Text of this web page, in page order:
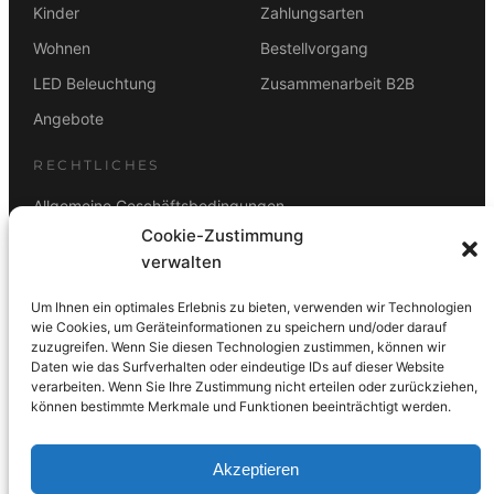
Cookie-Zustimmung
verwalten
Um Ihnen ein optimales Erlebnis zu bieten, verwenden wir Technologien
wie Cookies, um Geräteinformationen zu speichern und/oder darauf
zuzugreifen. Wenn Sie diesen Technologien zustimmen, können wir
Daten wie das Surfverhalten oder eindeutige IDs auf dieser Website
verarbeiten. Wenn Sie Ihre Zustimmung nicht erteilen oder zurückziehen,
können bestimmte Merkmale und Funktionen beeinträchtigt werden.
Akzeptieren
Kinder
Wohnen
LED Beleuchtung
Angebote
Zahlungsarten
Bestellvorgang
Zusammenarbeit B2B
RECHTLICHES
Allgemeine Geschäftsbedingungen
Rücktrittsbelehrung
ZAHLUNGSARTEN
Vorkasse Visa Mastercard Link PayPal
G-Pay